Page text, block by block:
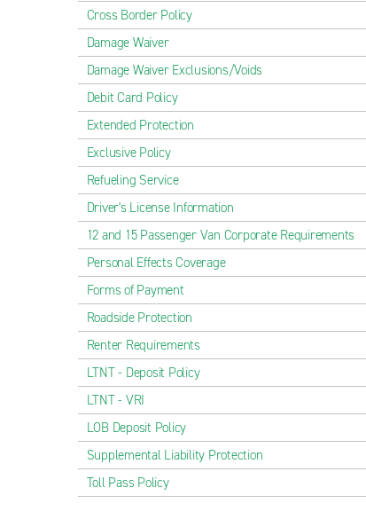
Cross Border Policy
Damage Waiver
Damage Waiver Exclusions/Voids
Debit Card Policy
Extended Protection
Exclusive Policy
Refueling Service
Driver's License Information
12 and 15 Passenger Van Corporate Requirements
Personal Effects Coverage
Forms of Payment
Roadside Protection
Renter Requirements
LTNT - Deposit Policy
LTNT - VRI
LOB Deposit Policy
Supplemental Liability Protection
Toll Pass Policy